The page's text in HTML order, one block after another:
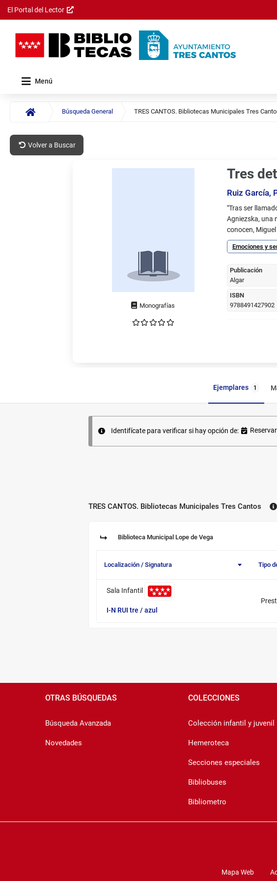
Saltar al
principal
El Portal del Lector
Menú
Búsqueda General TRES CANTOS. Bibliotecas Municipales Tres
Búsqueda
General:
Documento
OpcionesVolver a Buscar
Navegación
Tipo
documento
Tres
Ruiz García,
Sumario,
etc.
"Tras ser
Agniezska, una
conocen,
-Editorial]
Emociones y
Publicación
Algar
ISBN
9788491427902
Ejemplares 1
Ejemplares
Identifícate para verificar si hay opción de: Reservar
Biblioteca:
TRES CANTOS. Bibliotecas Municipales Tres Cantos
Sucursal:
Biblioteca Municipal Lope de Vega
ejemplares
Localización / Signatura Tipo
Sala Infantil
I-N RUI tre / azul
OTRAS BÚSQUEDAS
Búsqueda Avanzada
Novedades
COLECCIONES
Colección infantil y juvenil
Hemeroteca
Secciones especiales
Bibliobuses
Bibliometro
Mapa Web